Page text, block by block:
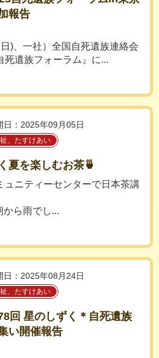
報告
)、一社）全国自死遺族連絡会
死遺族フォーラム』に...
日：2025年09月05日
、たすけあい
夏を楽しむお茶🍵
ュニティーセンターで日本茶講
から雨でし...
日：2025年08月24日
、たすけあい
回 星のしずく＊自死遺族
い開催報告